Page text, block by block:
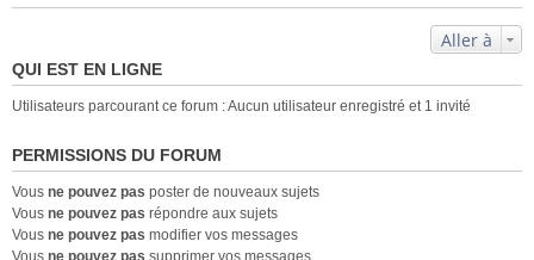
Aller à
QUI EST EN LIGNE
Utilisateurs parcourant ce forum : Aucun utilisateur enregistré et 1 invité
PERMISSIONS DU FORUM
Vous ne pouvez pas poster de nouveaux sujets
Vous ne pouvez pas répondre aux sujets
Vous ne pouvez pas modifier vos messages
Vous ne pouvez pas supprimer vos messages